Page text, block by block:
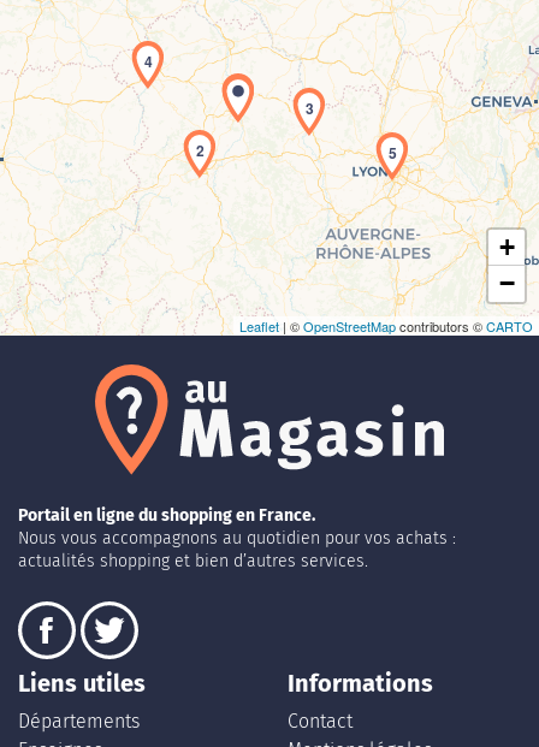
Chargement de la carte en cours...
1
2
3
4
5
+
−
Leaflet | ©OpenStreetMapcontributors ©CARTO
Portail en ligne du shopping en France.
Nous vous accompagnons au quotidien pour vos achats :
actualités shopping et bien d’autres services.
Liens utiles
Départements
Informations
Contact